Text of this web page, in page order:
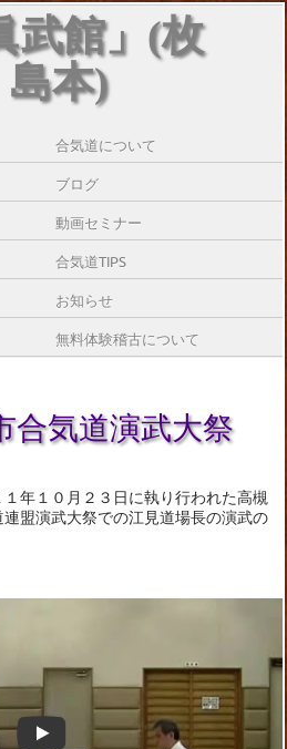
武館」(枚
本)
合気道について
ブログ
動画セミナー
合気道TIPS
お知らせ
無料体験稽古について
合気道演武大祭
１年１０月２３日に執り行われた高槻
連盟演武大祭での江見道場長の演武の